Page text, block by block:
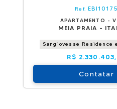
Ref. EBI10175
APARTAMENTO -
MEIA PRAIA -
Sangiovesse Residence
R$
Contatar